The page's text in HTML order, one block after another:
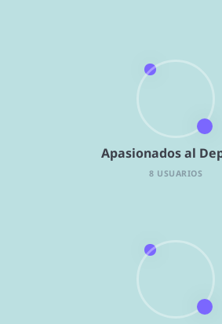
Apasionados al
8 USUARIOS